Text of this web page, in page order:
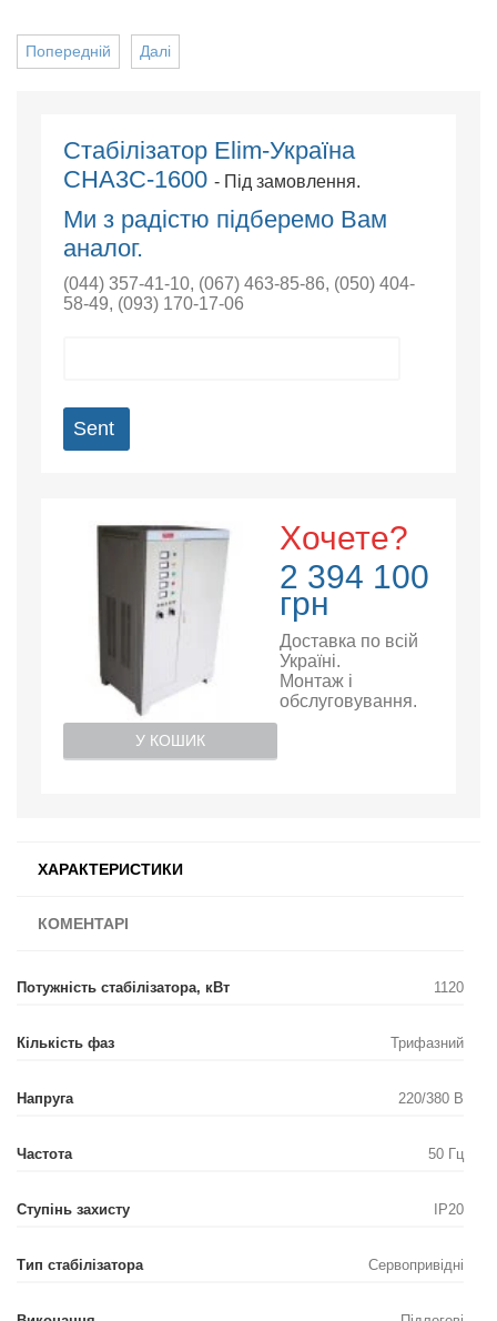
Далі
Попередній
Стабілізатор Elim-Україна
СНА3С-1600 - Під замовлення.
Ми з радістю підберемо Вам
аналог.
(044) 357-41-10, (067) 463-85-86, (050) 404-
58-49, (093) 170-17-06
Sent
Хочете?
2 394 100
грн
Доставка по всій
Україні.
Монтаж і
обслуговування.
У КОШИК
ХАРАКТЕРИСТИКИ
КОМЕНТАРІ
Потужність стабілізатора, кВт 1120
Кількість фаз Трифазний
Напруга 220/380 В
Частота 50 Гц
Ступінь захисту IP20
Тип стабілізатора Сервопривідні